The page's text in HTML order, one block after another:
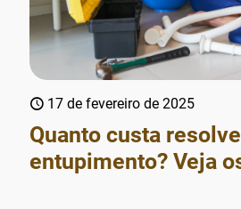
17 de fevereiro de 2025
Quanto custa
entupimento? Veja